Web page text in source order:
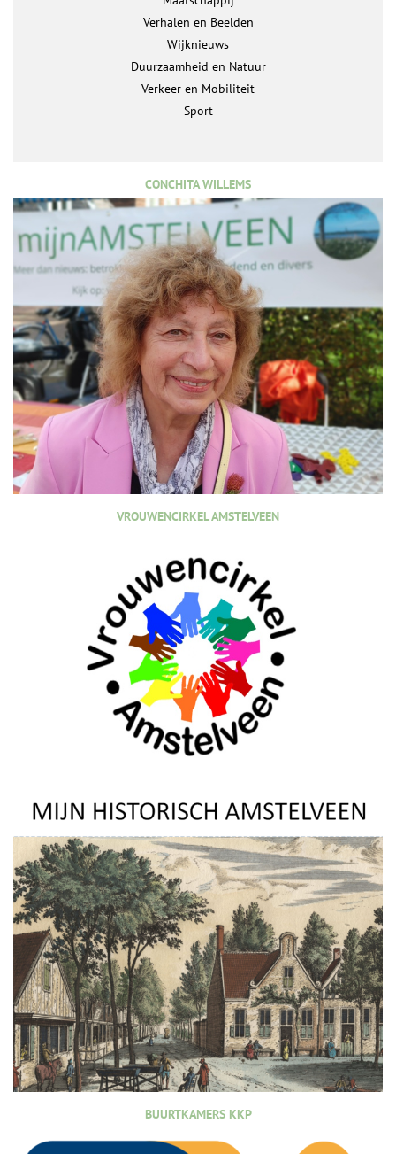
Verhalen en Beelden
Wijknieuws
Duurzaamheid en Natuur
Verkeer en Mobiliteit
Sport
CONCHITA WILLEMS
VROUWENCIRKEL AMSTELVEEN
BUURTKAMERS KKP